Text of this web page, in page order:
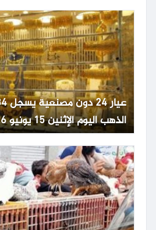
الذهب اليوم الإثنين 15 يونيو 2026